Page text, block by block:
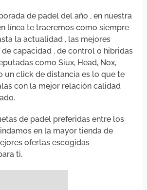
de padel del año , en nuestra
línea te traeremos como siempre
la actualidad , las mejores
capacidad , de control o hibridas
como Siux, Head, Nox,
un click de distancia es lo que te
con la mejor relación calidad
de padel preferidas entre los
en la mayor tienda de
ofertas escogidas
ti.